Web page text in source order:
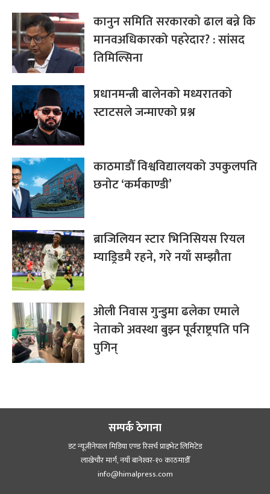
कानुन समिति सरकारको ढाल बन्ने कि
मानवअधिकारको पहरेदार? : सांसद
तिमिल्सिना
प्रधानमन्त्री बालेनको मध्यरातको
स्टाटसले जन्माएको प्रश्न
काठमाडौँ विश्वविद्यालयको उपकुलपति
छनोट ‘कर्मकाण्डी’
ब्राजिलियन स्टार भिनिसियस रियल
म्याड्रिडमै रहने, गरे नयाँ सम्झौता
ओली निवास गुन्डुमा ढलेका एमाले
नेताको अवस्था बुझ्न पूर्वराष्ट्रपति पनि
पुगिन्
सम्पर्क ठेगाना
डट न्यूजीनेपाल मिडिया एण्ड रिसर्च प्राइभेट लिमिटेड
लाखेचौर मार्ग, नयाँ बानेश्‍वर-१० काठमाडौँ
info@himalpress.com